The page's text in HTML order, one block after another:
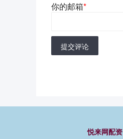
你的邮箱*
提交评论
悦来网配资